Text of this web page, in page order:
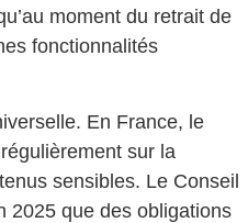
moment du retrait de
fonctionnalités
En France, le
sur la
sensibles. Le Conseil
2025 que des obligations